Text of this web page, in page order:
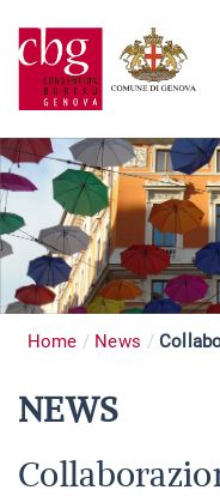
Home News
NEWS